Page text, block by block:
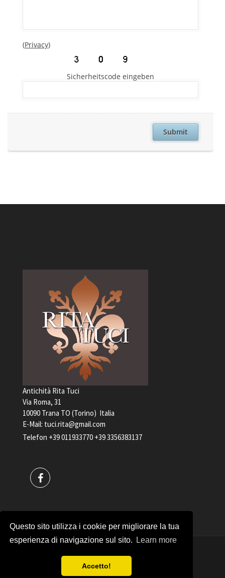
Questo sito utilizza i cookie per migliorare la tua
esperienza di navigazione sul sito.
Learn more
Accetto!
Antichità Rita Tuci
Via Roma, 31
10090 Trana TO (Torino) Italia
E-Mail: tuci.rita@gmail.com
Telefon +39 011933770 +39 3356383137
Antichità Rita Tuci STEUERNUMMER 04898240017
Copyrights © 2017